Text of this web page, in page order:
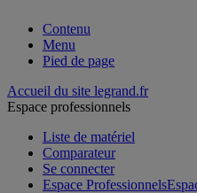
Contenu
Menu
Pied de page
Accueil du site legrand.fr
Espace professionnels
Liste de matériel
Comparateur
Se connecter
Espace Professionnels